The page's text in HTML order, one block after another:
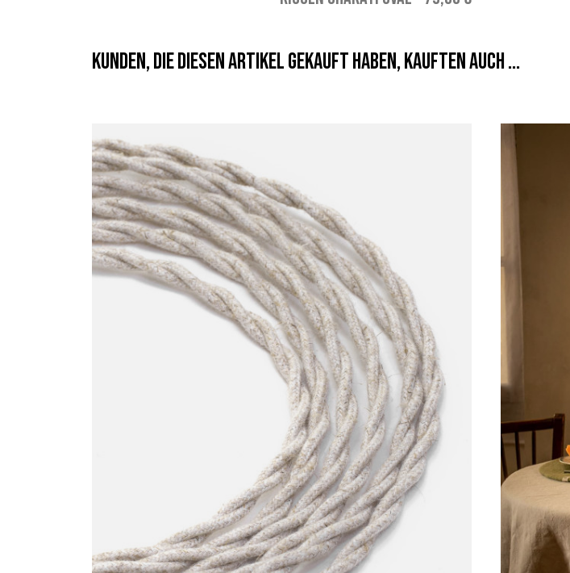
Kunden, die diesen Artikel gekauft haben, kauften auch ...